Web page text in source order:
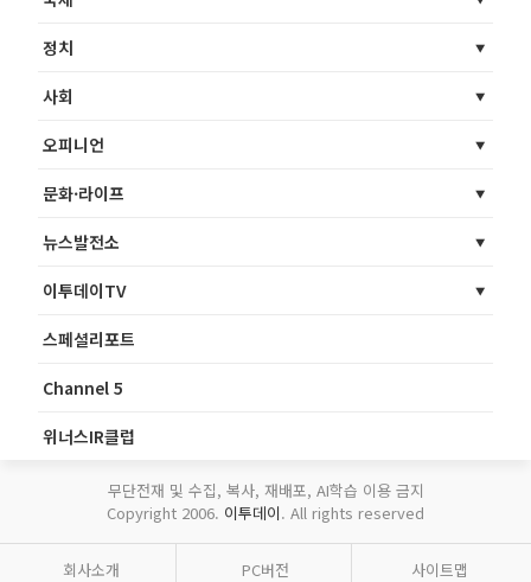
정치
사회
오피니언
문화·라이프
뉴스발전소
이투데이TV
스페셜리포트
Channel 5
위너스IR클럽
무단전재 및 수집, 복사, 재배포, AI학습 이용 금지
Copyright 2006. 이투데이. All rights reserved
회사소개 PC버전 사이트맵